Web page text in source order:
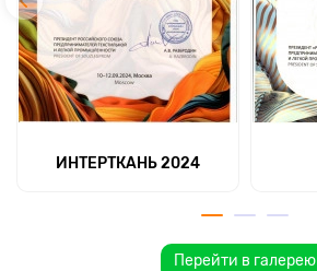
ИНТЕРТКАНЬ 2024
Перейти в галерею